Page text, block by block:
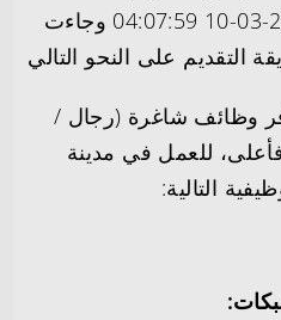
السعودية اليوم بتاريخ 2025-03-10 04:07:59 وجاءت
التقديم على النحو التالي
وظائف شاغرة (رجال /
للعمل في مدينة
التالية: